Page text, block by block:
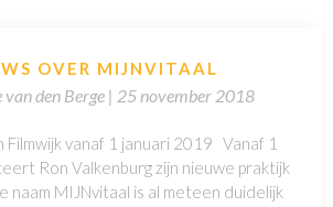
OVER MIJNVITAAL
den Berge | 25 november 2018
Filmwijk vanaf 1 januari 2019 Vanaf 1
Ron Valkenburg zijn nieuwe praktijk
naam MIJNvitaal is al meteen duidelijk